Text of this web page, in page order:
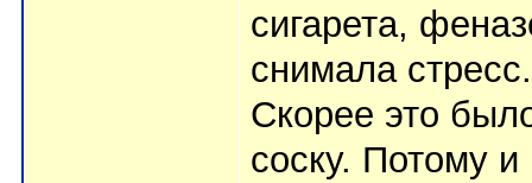
сигарета,
снимала
Скорее это
соску. Потому